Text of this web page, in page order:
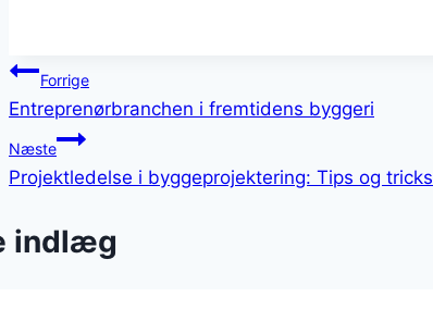
Indlægsnavigation
Forrige
Entreprenørbranchen i fremtidens byggeri
Næste
Projektledelse i byggeprojektering: Tips og tricks
indlæg